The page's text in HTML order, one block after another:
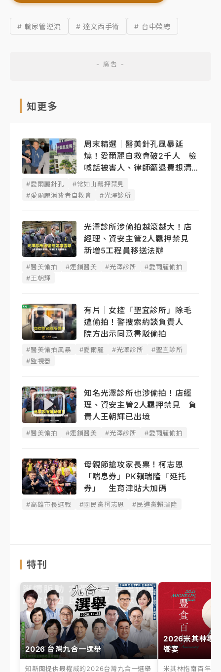
# 輸尿管逆流 # 達文西手術 # 台中榮總
知更多
周末精選｜醫美針孔風暴延
燒！愛爾麗自救會破2千人 檢
喊話被害人、律師籲退費想清
楚
#愛爾麗針孔
#常如山羈押禁見
#愛爾麗消費者自救會
#光澤診所
光澤診所涉偷拍越滾越大！店
經理、資安主管2人羈押禁見
新增5工程員移送法辦
#醫美偷拍 #連鎖醫美 #光澤診所
#愛爾麗偷拍
#王朝輝
有片｜女控「聖宜診所」除毛
遭偷拍！警搜索約談負責人
院方出示同意書駁偷拍
#醫美偷拍風暴 #愛爾麗 #光澤診所
#聖宜診所
#監視器
知名光澤診所也涉偷拍！店經
理、資安主管2人羈押禁見 負
責人王朝輝已出境
#醫美偷拍 #連鎖醫美 #光澤診所 #愛爾麗偷拍
母親節搶攻家長票！柯志恩
「喘息券」PK賴瑞隆「延托
券」 生育津貼大加碼
#高雄市長選戰 #國民黨柯志恩 #民進黨賴瑞隆
特刊
2026 台灣九合一選舉
知新聞提供最權威的2026台灣九合一選舉
2026米其林專
饗宴
米其林指南百年之